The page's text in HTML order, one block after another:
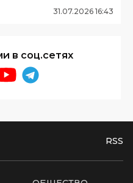
31.07.2026 16:43
в соц.сетях
RSS